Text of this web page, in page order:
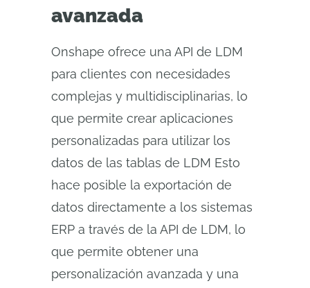
avanzada
Onshape ofrece una API de LDM
para clientes con necesidades
complejas y multidisciplinarias, lo
que permite crear aplicaciones
personalizadas para utilizar los
datos de las tablas de LDM Esto
hace posible la exportación de
datos directamente a los sistemas
ERP a través de la API de LDM, lo
que permite obtener una
personalización avanzada y una